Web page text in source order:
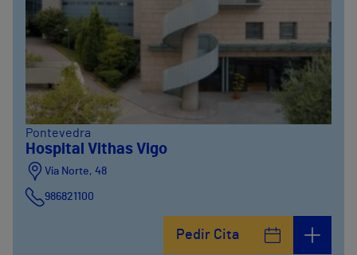
Pontevedra
Hospital Vithas Vigo
Vía Norte, 48
986821100
Pedir Cita